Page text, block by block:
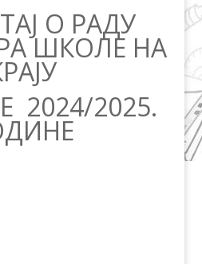
О РАДУ
ШКОЛЕ НА
2024/2025.